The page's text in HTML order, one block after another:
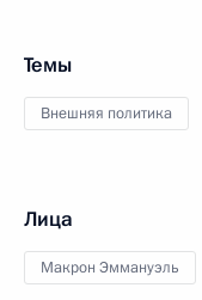
Темы
Внешняя политика
Лица
Макрон Эммануэль